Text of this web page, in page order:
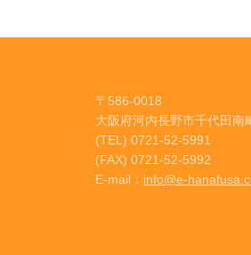
〒586-0018
大阪府河内長野市千代田南
(TEL) 0721-52-5991
(FAX) 0721-52-5992
E-mail： info@e-